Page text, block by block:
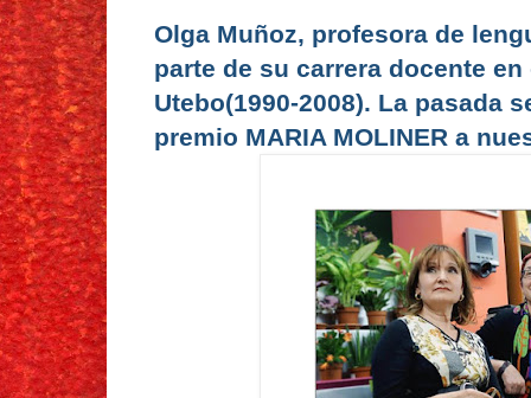
Olga Muñoz, profesora de
parte de su carrera docente en
Utebo(1990-2008). La pasada
premio MARIA MOLINER a